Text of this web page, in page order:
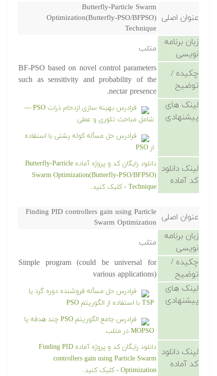
عنوان اصلی
Butterfly-Particle Swarm
Optimization(Butterfly-PSO/BFPSO)
Technique
زبان برنامه
نویسی
متلب
چکیده /
توضیح
BF-PSO based on novel control parameters
such as sensitivity and probability of the
nectar presence.
لینک های
پیشنهادی
فرادرس بهینه سازی ازدحام ذرات PSO —
شامل مباحث تئوری و عملی
فرادرس حل مسأله کوله پشتی با استفاده
از PSO
لینک دانلود
کد آماده
دانلود رایگان کد و پروژه آماده Butterfly-Particle
Swarm Optimization(Butterfly-PSO/BFPSO)
Technique - کلیک کنید.
عنوان اصلی Finding PID controllers gain using Particle
Swarm Optimization
زبان برنامه
نویسی
متلب
چکیده /
توضیح
Simple program (could be universal for
various applications)
لینک های
پیشنهادی
فرادرس حل مسأله فروشنده دوره گرد یا
TSP با استفاده از الگوریتم PSO
فرادرس جامع الگوریتم PSO چند هدفه یا
MOPSO در متلب
لینک دانلود
کد آماده
دانلود رایگان کد و پروژه آماده Finding PID
controllers gain using Particle Swarm
Optimization - کلیک کنید.